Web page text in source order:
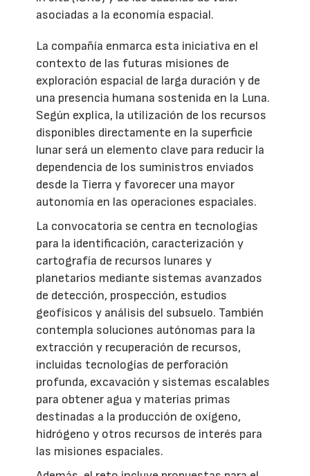
asociadas a la economía espacial.
La compañía enmarca esta iniciativa en el
contexto de las futuras misiones de
exploración espacial de larga duración y de
una presencia humana sostenida en la Luna.
Según explica, la utilización de los recursos
disponibles directamente en la superficie
lunar será un elemento clave para reducir la
dependencia de los suministros enviados
desde la Tierra y favorecer una mayor
autonomía en las operaciones espaciales.
La convocatoria se centra en tecnologías
para la identificación, caracterización y
cartografía de recursos lunares y
planetarios mediante sistemas avanzados
de detección, prospección, estudios
geofísicos y análisis del subsuelo. También
contempla soluciones autónomas para la
extracción y recuperación de recursos,
incluidas tecnologías de perforación
profunda, excavación y sistemas escalables
para obtener agua y materias primas
destinadas a la producción de oxígeno,
hidrógeno y otros recursos de interés para
las misiones espaciales.